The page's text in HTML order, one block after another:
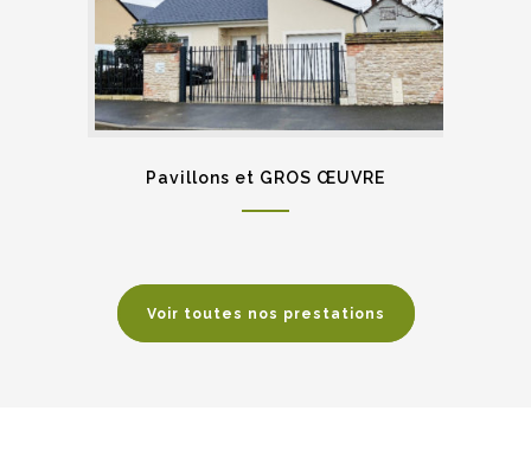
Pavillons et GROS ŒUVRE
Voir toutes nos prestations